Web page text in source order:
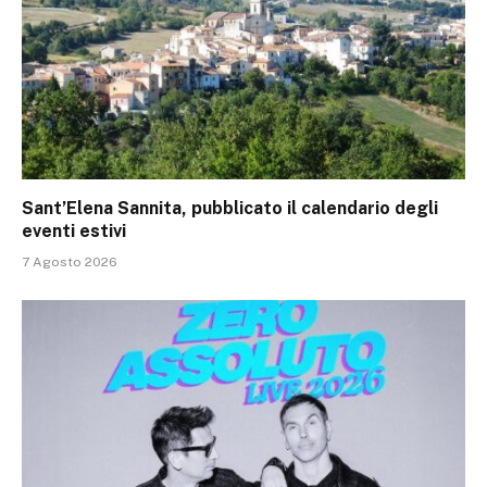
Sant’Elena Sannita, pubblicato il calendario degli
eventi estivi
7 Agosto 2026